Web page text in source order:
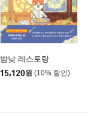
밤낮 레스토랑
15,120원 (10% 할인)